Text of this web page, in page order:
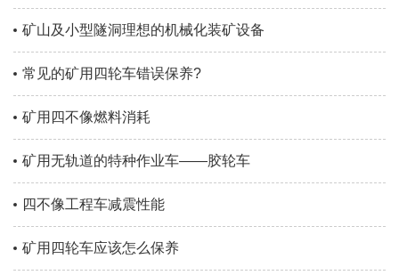
矿山及小型隧洞理想的机械化装矿设备
常见的矿用四轮车错误保养?
矿用四不像燃料消耗
矿用无轨道的特种作业车——胶轮车
四不像工程车减震性能
矿用四轮车应该怎么保养